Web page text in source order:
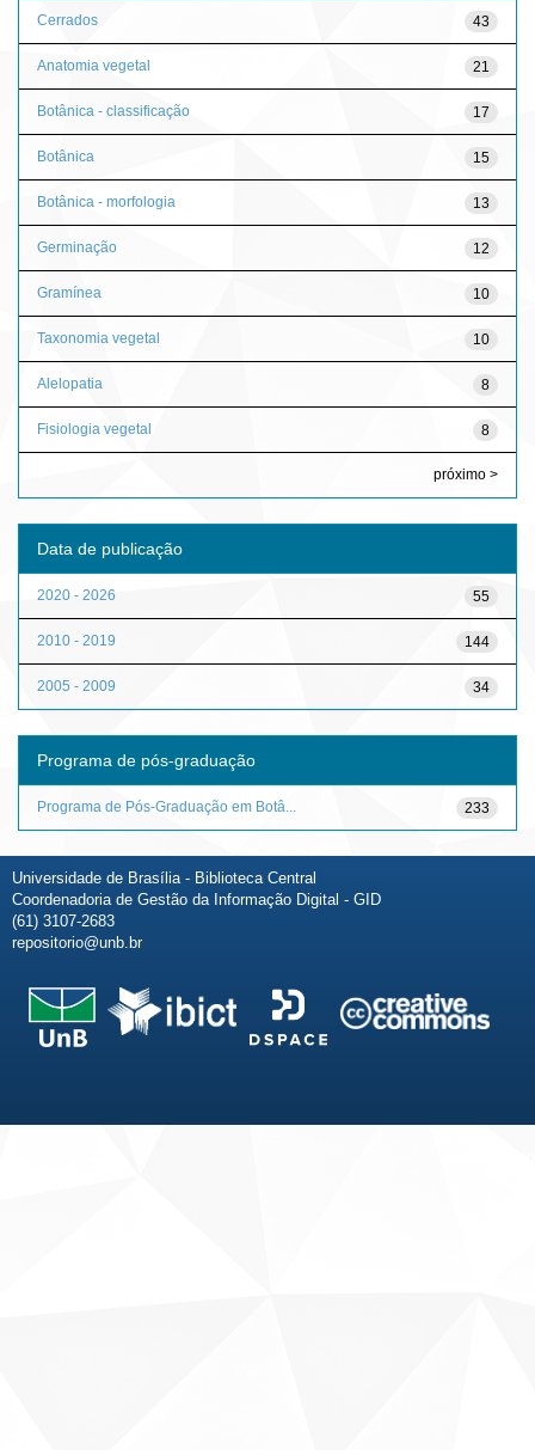
43
Cerrados
21
Anatomia vegetal
17
Botânica - classificação
15
Botânica
13
Botânica - morfologia
12
Germinação
10
Gramínea
10
Taxonomia vegetal
8
Alelopatia
8
Fisiologia vegetal
próximo >
Data de publicação
55
2020 - 2026
144
2010 - 2019
34
2005 - 2009
Programa de pós-graduação
233
Programa de Pós-Graduação em Botâ...
Universidade de Brasília - Biblioteca Central
Coordenadoria de Gestão da Informação Digital - GID
(61) 3107-2683
repositorio@unb.br